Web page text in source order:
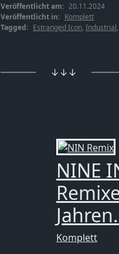
Veröffentlicht am: 20.11.2024
Veröffentlicht in: Komplett
Tagged: Estranged Icon, Industrial,
↓↓↓
NINE
Komplett